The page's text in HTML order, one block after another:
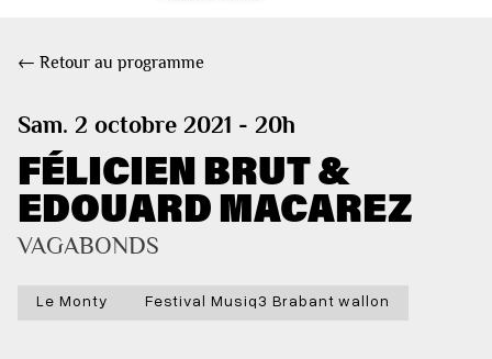
← Retour au programme
Sam. 2 octobre 2021 - 20h
FÉLICIEN BRUT &
EDOUARD MACAREZ
VAGABONDS
Le Monty Festival Musiq3 Brabant wallon